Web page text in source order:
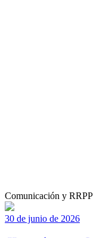
Comunicación y RRPP
30 de junio de 2026